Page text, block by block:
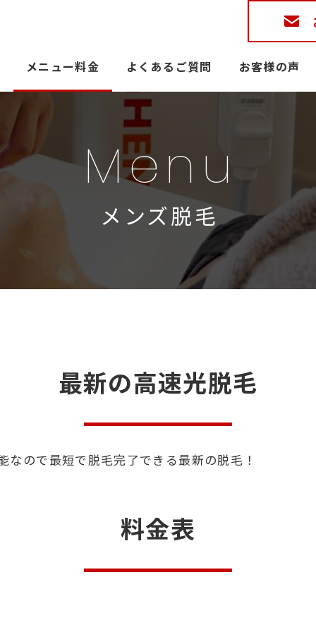
メニュー料金 よくあるご質問 お客様の声
Menu
メンズ脱毛
最新の高速光脱毛
ので最短で脱毛完了できる最新の脱毛！
料金表